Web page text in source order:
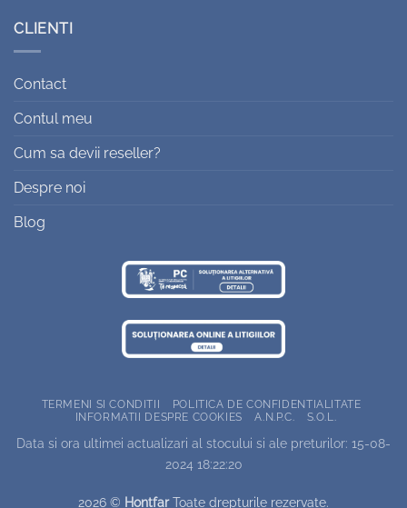
CLIENTI
Contact
Contul meu
Cum sa devii reseller?
Despre noi
Blog
TERMENI SI CONDITII
POLITICA DE CONFIDENTIALITATE
INFORMATII DESPRE COOKIES
A.N.P.C. S.O.L.
Data si ora ultimei actualizari al stocului si ale preturilor: 15-08-
2024 18:22:20
2026 © HontfarToate drepturile rezervate.